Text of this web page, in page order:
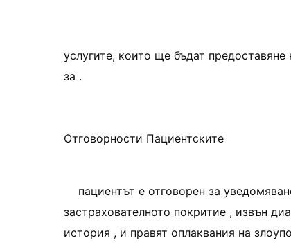
услугите, които ще бъдат
за .
Отговорности Пациентските
пациентът е отговорен за
застрахователното покритие , извън
история , и правят оплаквания на